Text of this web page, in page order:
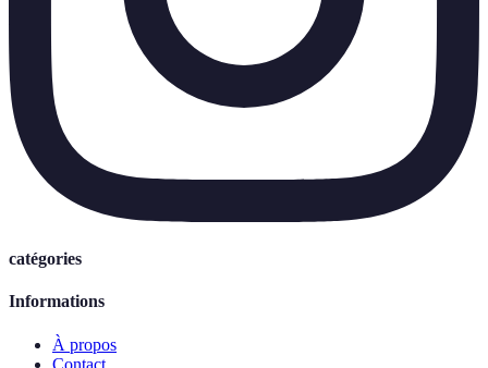
catégories
Informations
À propos
Contact